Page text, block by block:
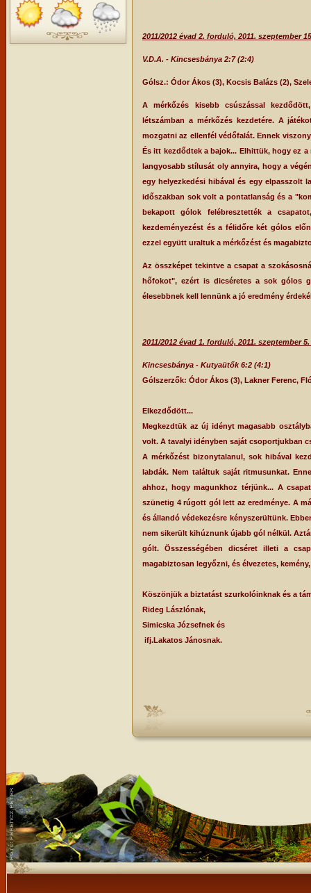
2011/2012 évad 2. forduló, 2011. szeptember
V.D.A. - Kincsesbánya 2:7 (2:4)
Gólsz.: Ódor Ákos (3), Kocsis Balázs (2),
A mérkőzés kisebb csúszással
létszámban a mérkőzés kezdetére. A
mozgatni az ellenfél védőfalát. Ennek
És itt kezdődtek a bajok... Elhittük, hogy ez
langyosabb stílusát oly annyira, hogy a
egy helyezkedési hibával és egy elpasszolt
időszakban sok volt a pontatlanság és a
bekapott gólok felébresztették a
kezdeményezést és a félidőre két gólos
ezzel együtt uraltuk a mérkőzést és
Az összképet tekintve a csapat a
hőfokot", ezért is dicséretes a sok gólos
élesebbnek kell lennünk a jó eredmény
2011/2012 évad 1. forduló, 2011. szeptember
Kincsesbánya - Kutyaütők 6:2 (4:1)
Gólszerzők: Ódor Ákos (3), Lakner Ferenc,
Elkezdődött...
Megkezdtük az új idényt magasabb
volt. A tavalyi idényben saját csoportjukban
A mérkőzést bizonytalanul, sok hibával
labdák. Nem találtuk saját ritmusunkat.
ahhoz, hogy magunkhoz térjünk... A
szünetig 4 rúgott gól lett az eredménye. A
és állandó védekezésre kényszerültünk.
nem sikerült kihúznunk újabb gól nélkül.
gólt. Összességében dicséret illeti a
magabiztosan legyőzni, és élvezetes,
Köszönjük a biztatást szurkolóinknak és a
Rideg Lászlónak,
Simicska Józsefnek és
ifj.Lakatos Jánosnak.